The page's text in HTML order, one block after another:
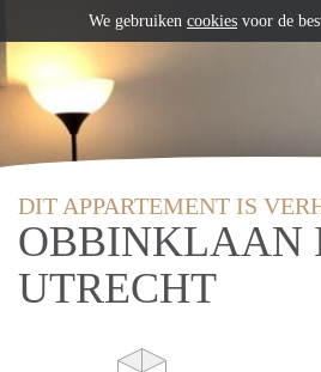
DIT APPARTEMENT IS
OBBINKLAAN
UTRECHT
We gebruiken cookies voor de